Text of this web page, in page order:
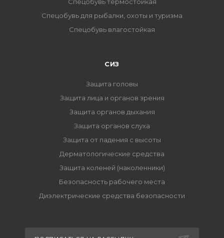
Спецобувь для рыбалки, охоты и туризма
Спецобувь влагостойкая
СИЗ
Защита головы
Защита лица и органов зрения
Защита органов дыхания
Защита органов слуха
Защита от падения с высоты
Дерматологические средства
Защита коленей (наколенники)
Безопасность рабочего места
Диэлектрические средства безопасности